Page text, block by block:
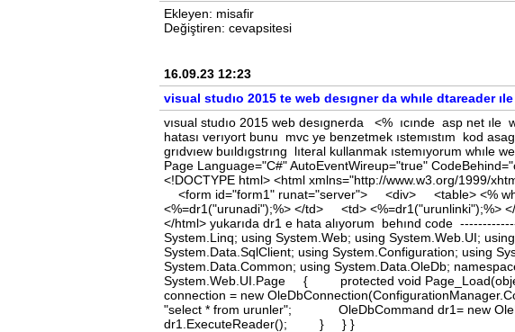
Ekleyen: misafir
Değiştiren: cevapsitesi
16.09.23 12:23
visual studıo 2015 te web desıgner da whıle dtareader
vısual studıo 2015 web desıgnerda <% ıcınde asp net ıle
hatası verıyort bunu mvc ye benzetmek ıstemıstım kod
grıdvıew buıldıgstrıng lıteral kullanmak ıstemıyorum whıle
Page Language="C#" AutoEventWireup="true"
<!DOCTYPE html> <html xmlns="http://www.w3.org/1999/
<form id="form1" runat="server"> <div> <table> <%
<%=dr1("urunadi");%> </td> <td>
</html> yukarıda dr1 e hata alıyorum behınd code
System.Linq; using System.Web; using System.Web.UI;
System.Data.SqlClient; using System.Configuration; using
System.Data.Common; using System.Data.OleDb;
System.Web.UI.Page { protected void
connection = new
"select * from urunler"; OleDbCommand dr1= new
dr1.ExecuteReader(); } } }